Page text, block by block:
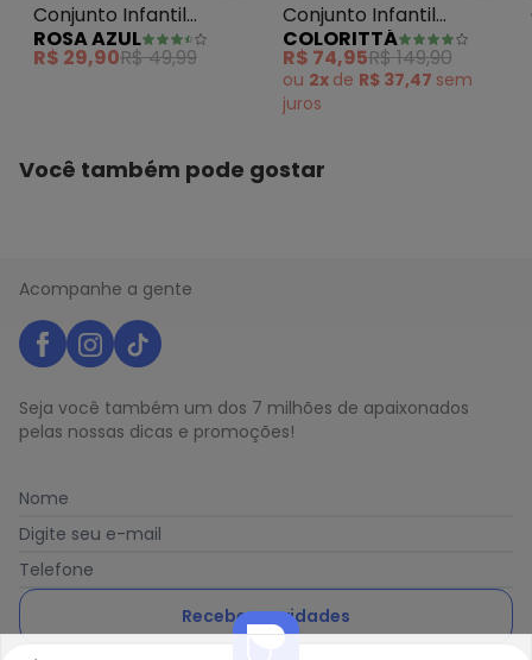
Conjunto Infantil
Menina Love Verão Iaia
Rosa
ROSA AZUL
R$ 29,90R$ 49,99
Conjunto Infantil
Menina Laços Babado
Rosa
COLORITTÁ
R$ 74,95R$ 149,90
ou 2x de R$ 37,47 sem
juros
Você também pode gostar
Acompanhe a gente
Seja você também um dos 7 milhões de apaixonados
pelas nossas dicas e promoções!
Nome
Digite seu e-mail
Telefone
Receber novidades